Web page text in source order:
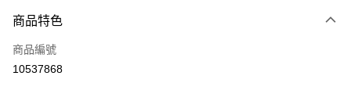
信用卡一次付款
超商取貨付款
商品特色
商品編號
10537868